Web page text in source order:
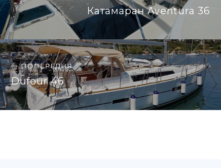
ПОПЕРЕДНЯ
Dufour 46
Катамаран Aventura 36